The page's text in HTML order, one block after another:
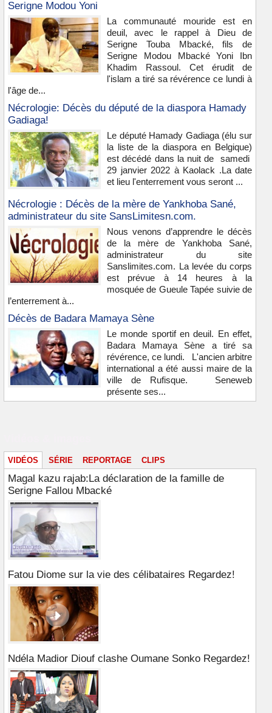
Serigne Modou Yoni
La communauté mouride est en
deuil, avec le rappel à Dieu de
Serigne Touba Mbacké, fils de
Serigne Modou Mbacké Yoni Ibn
Khadim Rassoul. Cet érudit de
l'islam a tiré sa révérence ce lundi à
l'âge de...
Nécrologie: Décès du député de la diaspora Hamady
Gadiaga!
Le député Hamady Gadiaga (élu sur
la liste de la diaspora en Belgique)
est décédé dans la nuit de samedi
29 janvier 2022 à Kaolack .La date
et lieu l'enterrement vous seront ...
Nécrologie : Décès de la mère de Yankhoba Sané,
administrateur du site SansLimitesn.com.
Nous venons d’apprendre le décès
de la mère de Yankhoba Sané,
administrateur du site
Sanslimites.com. La levée du corps
est prévue à 14 heures à la
mosquée de Gueule Tapée suivie de
l’enterrement à...
Décès de Badara Mamaya Sène
Le monde sportif en deuil. En effet,
Badara Mamaya Sène a tiré sa
révérence, ce lundi. L'ancien arbitre
international a été aussi maire de la
ville de Rufisque. Seneweb
présente ses...
VIDÉOS SÉRIE REPORTAGE CLIPS
Magal kazu rajab:La déclaration de la famille de
Serigne Fallou Mbacké
Fatou Diome sur la vie des célibataires Regardez!
Ndéla Madior Diouf clashe Oumane Sonko Regardez!